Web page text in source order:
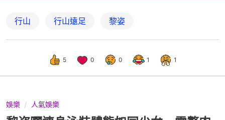
行山 行山遠足 黎姿
5 0 0 1 1
娛樂 人氣娛樂